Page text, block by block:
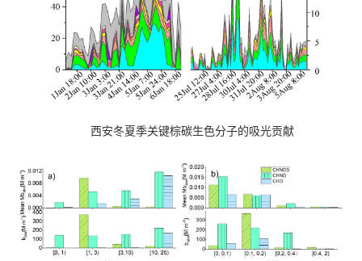
西安冬夏季关键棕碳生色分子的吸光贡献